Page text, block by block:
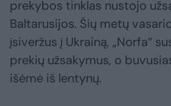
prekybos tinklas nustojo
Baltarusijos. Šių metų
įsiveržus į Ukrainą, „Norfa“
prekių užsakymus, o
išėmė iš lentynų.